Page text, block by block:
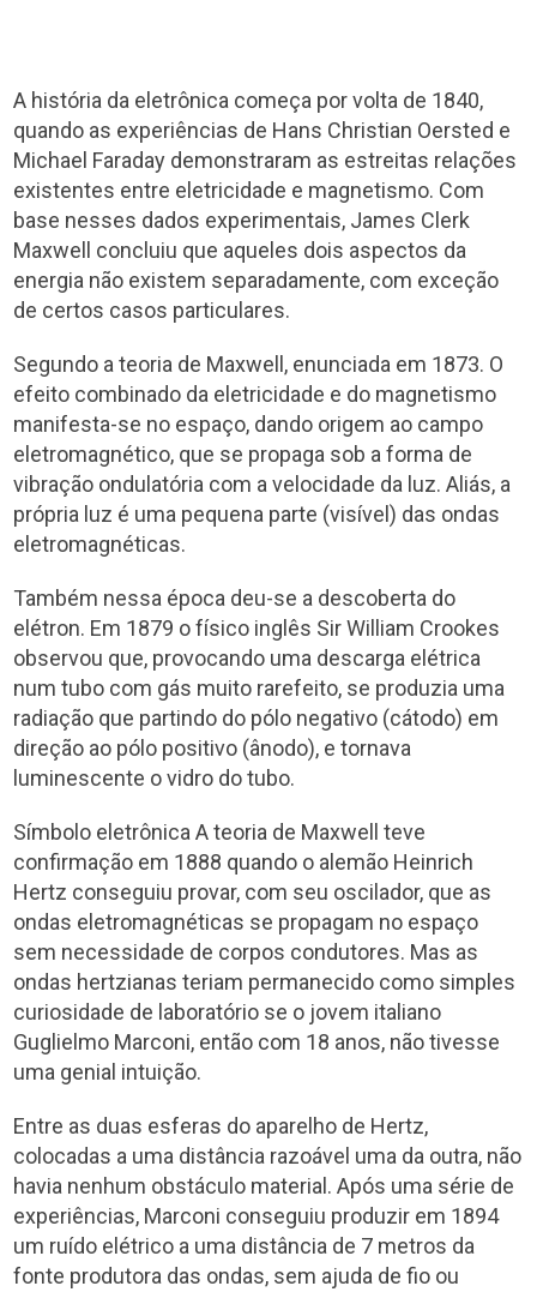
A história da eletrônica começa por volta de 1840,
quando as experiências de Hans Christian Oersted e
Michael Faraday demonstraram as estreitas relações
existentes entre eletricidade e magnetismo. Com
base nesses dados experimentais, James Clerk
Maxwell concluiu que aqueles dois aspectos da
energia não existem separadamente, com exceção
de certos casos particulares.
Segundo a teoria de Maxwell, enunciada em 1873. O
efeito combinado da eletricidade e do magnetismo
manifesta-se no espaço, dando origem ao campo
eletromagnético, que se propaga sob a forma de
vibração ondulatória com a velocidade da luz. Aliás, a
própria luz é uma pequena parte (visível) das ondas
eletromagnéticas.
Também nessa época deu-se a descoberta do
elétron. Em 1879 o físico inglês Sir William Crookes
observou que, provocando uma descarga elétrica
num tubo com gás muito rarefeito, se produzia uma
radiação que partindo do pólo negativo (cátodo) em
direção ao pólo positivo (ânodo), e tornava
luminescente o vidro do tubo.
Símbolo eletrônica A teoria de Maxwell teve
confirmação em 1888 quando o alemão Heinrich
Hertz conseguiu provar, com seu oscilador, que as
ondas eletromagnéticas se propagam no espaço
sem necessidade de corpos condutores. Mas as
ondas hertzianas teriam permanecido como simples
curiosidade de laboratório se o jovem italiano
Guglielmo Marconi, então com 18 anos, não tivesse
uma genial intuição.
Entre as duas esferas do aparelho de Hertz,
colocadas a uma distância razoável uma da outra, não
havia nenhum obstáculo material. Após uma série de
experiências, Marconi conseguiu produzir em 1894
um ruído elétrico a uma distância de 7 metros da
fonte produtora das ondas, sem ajuda de fio ou